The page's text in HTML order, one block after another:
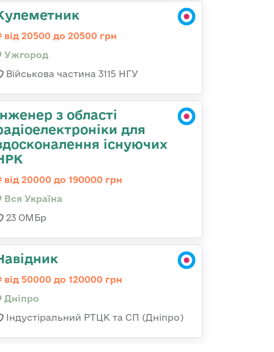
від 20500 до 20500 грн
Ужгород
Військова частина 3115 НГУ
з області
для
існуючих
від 20000 до 190000 грн
Вся Україна
23 ОМБр
від 50000 до 120000 грн
Дніпро
Індустіральний РТЦК та СП (Дніпро)